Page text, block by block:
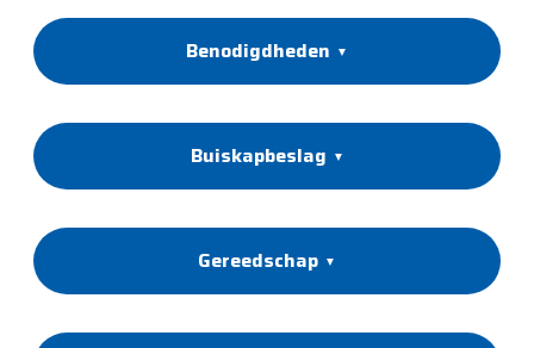
Benodigdheden
Buiskapbeslag
Gereedschap